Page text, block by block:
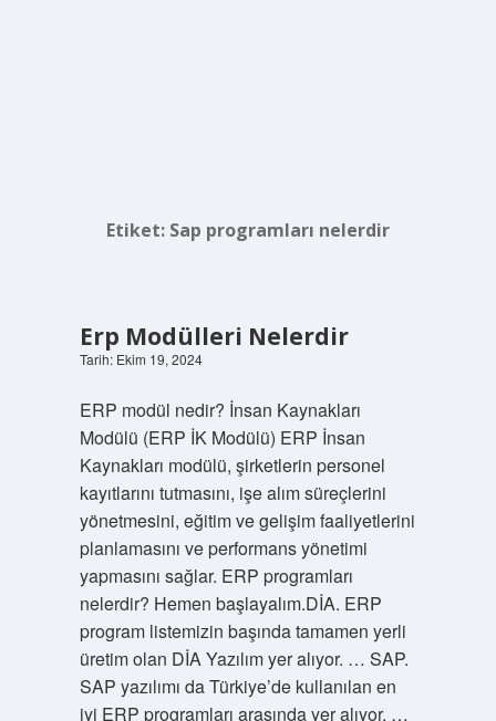
Etiket: Sap programları nelerdir
Erp Modülleri Nelerdir
Tarih: Ekim 19, 2024
ERP modül nedir? İnsan Kaynakları
Modülü (ERP İK Modülü) ERP İnsan
Kaynakları modülü, şirketlerin personel
kayıtlarını tutmasını, işe alım süreçlerini
yönetmesini, eğitim ve gelişim faaliyetlerini
planlamasını ve performans yönetimi
yapmasını sağlar. ERP programları
nelerdir? Hemen başlayalım.DİA. ERP
program listemizin başında tamamen yerli
üretim olan DİA Yazılım yer alıyor. … SAP.
SAP yazılımı da Türkiye’de kullanılan en
iyi ERP programları arasında yer alıyor. …